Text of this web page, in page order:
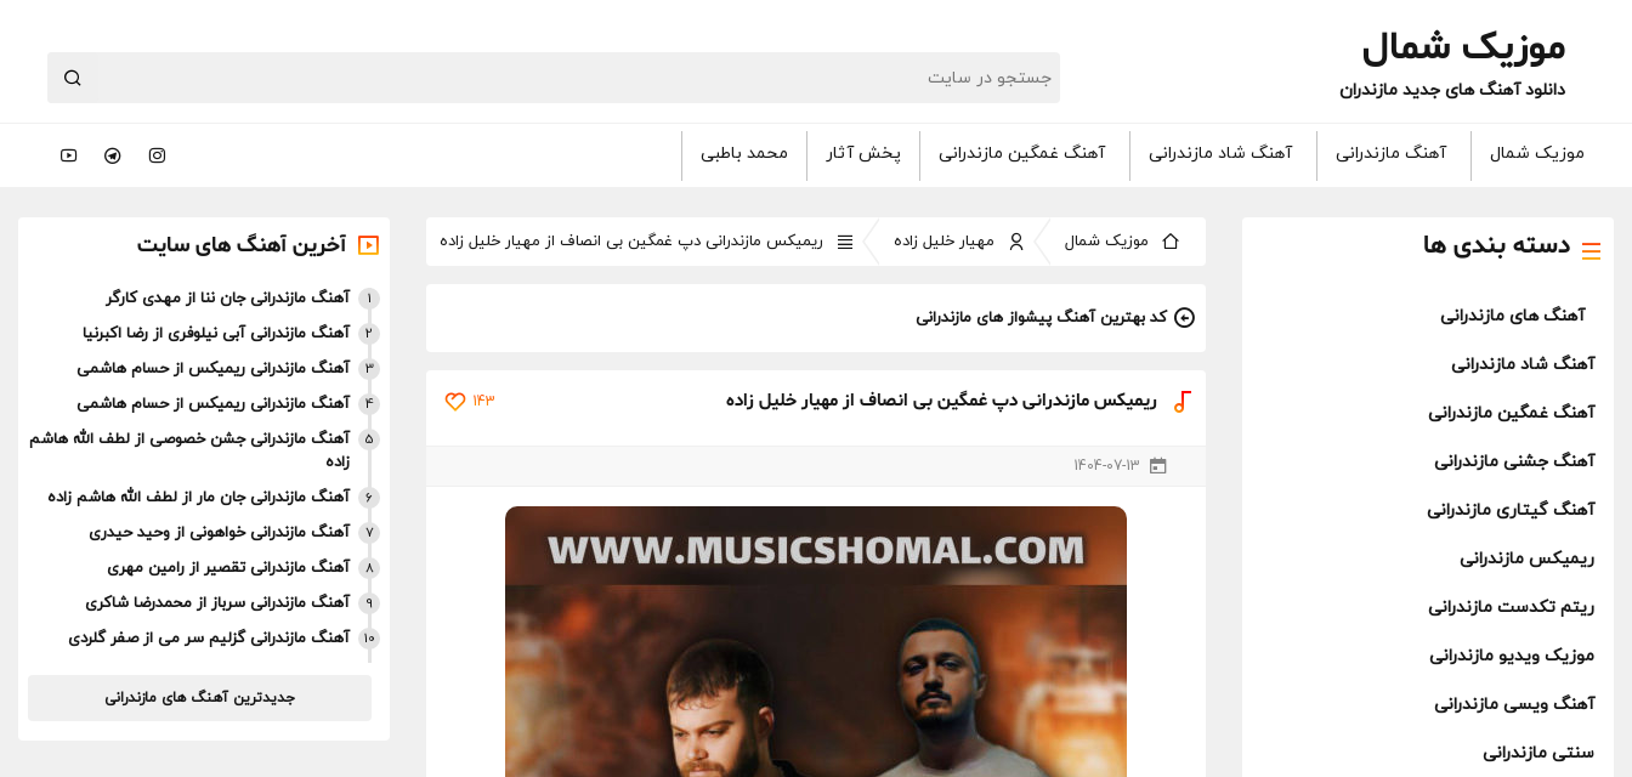
موزیک شمال
دانلود آهنگ های جدید مازندران
موزیک شمال آهنگ مازندرانی آهنگ شاد مازندرانی آهنگ غمگین مازندرانی پخش آثار محمد باطبی
دسته بندی ها
آهنگ های مازندرانی
آهنگ شاد مازندرانی
آهنگ غمگین مازندرانی
آهنگ جشنی مازندرانی
آهنگ گیتاری مازندرانی
ریمیکس مازندرانی
ریتم تکدست مازندرانی
موزیک ویدیو مازندرانی
آهنگ ویسی مازندرانی
سنتی مازندرانی
موزیک شمال مهیار خلیل زاده ریمیکس مازندرانی دپ غمگین بی انصاف از مهیار خلیل زاده
کد بهترین آهنگ پیشواز های مازندرانی
ریمیکس مازندرانی دپ غمگین بی انصاف از مهیار خلیل زاده 143
1404-07-13
آخرین آهنگ های سایت
1 آهنگ مازندرانی جان ننا از مهدی کارگر
2 آهنگ مازندرانی آبی نیلوفری از رضا اکبرنیا
3 آهنگ مازندرانی ریمیکس از حسام هاشمی
4 آهنگ مازندرانی ریمیکس از حسام هاشمی
5
آهنگ مازندرانی جشن خصوصی از لطف الله هاشم
زاده
6 آهنگ مازندرانی جان مار از لطف الله هاشم زاده
7 آهنگ مازندرانی خواهونی از وحید حیدری
8 آهنگ مازندرانی تقصیر از رامین مهری
9 آهنگ مازندرانی سرباز از محمدرضا شاکری
10 آهنگ مازندرانی گزلیم سر می از صفر گلردی
جدیدترین آهنگ های مازندرانی